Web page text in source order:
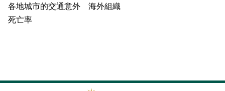
各地城市的交通意外
死亡率
海外組織